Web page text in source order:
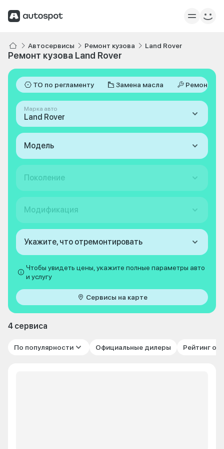
Автосервисы Ремонт кузова Land Rover
Ремонт кузова Land Rover
ТО по регламенту Замена масла Ремонт
Марка авто
Land Rover
Модель
Поколение
Модификация
Укажите, что отремонтировать
Чтобы увидеть цены, укажите полные параметры авто
и услугу
Сервисы на карте
4 сервиса
По популярности Официальные дилеры Рейтинг